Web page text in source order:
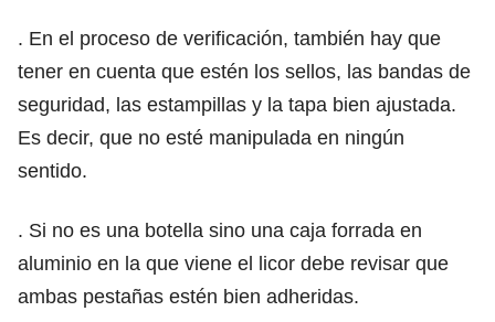
. En el proceso de verificación, también hay que
tener en cuenta que estén los sellos, las bandas de
seguridad, las estampillas y la tapa bien ajustada.
Es decir, que no esté manipulada en ningún
sentido.
. Si no es una botella sino una caja forrada en
aluminio en la que viene el licor debe revisar que
ambas pestañas estén bien adheridas.